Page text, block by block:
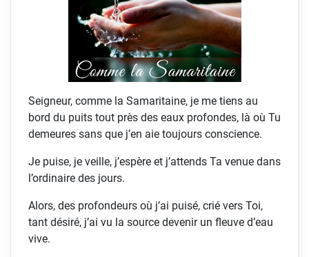
Seigneur, comme la Samaritaine, je me tiens au
bord du puits tout près des eaux profondes, là où Tu
demeures sans que j’en aie toujours conscience.
Je puise, je veille, j’espère et j’attends Ta venue dans
l’ordinaire des jours.
Alors, des profondeurs où j’ai puisé, crié vers Toi,
tant désiré, j’ai vu la source devenir un fleuve d’eau
vive.